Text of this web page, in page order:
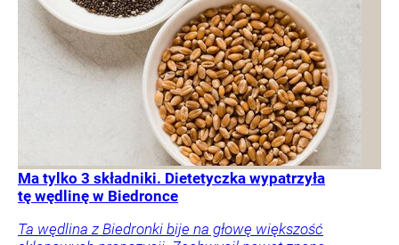
Ma tylko 3 składniki. Dietetyczka wypatrzyła
tę wędlinę w Biedronce
Ta wędlina z Biedronki bije na głowę większość